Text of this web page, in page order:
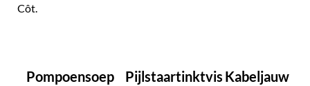
Côt.
Pompoensoep
Pijlstaartinktvis Kabeljauw